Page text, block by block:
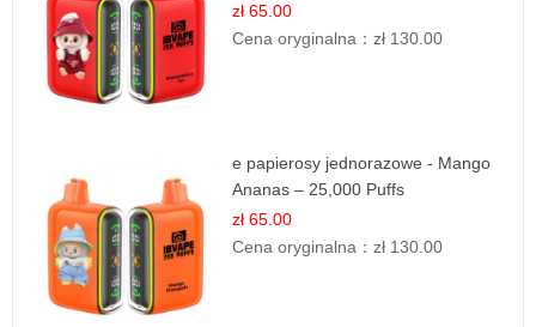
zł 65.00
Cena oryginalna：zł 130.00
e papierosy jednorazowe - Mango
Ananas – 25,000 Puffs
zł 65.00
Cena oryginalna：zł 130.00